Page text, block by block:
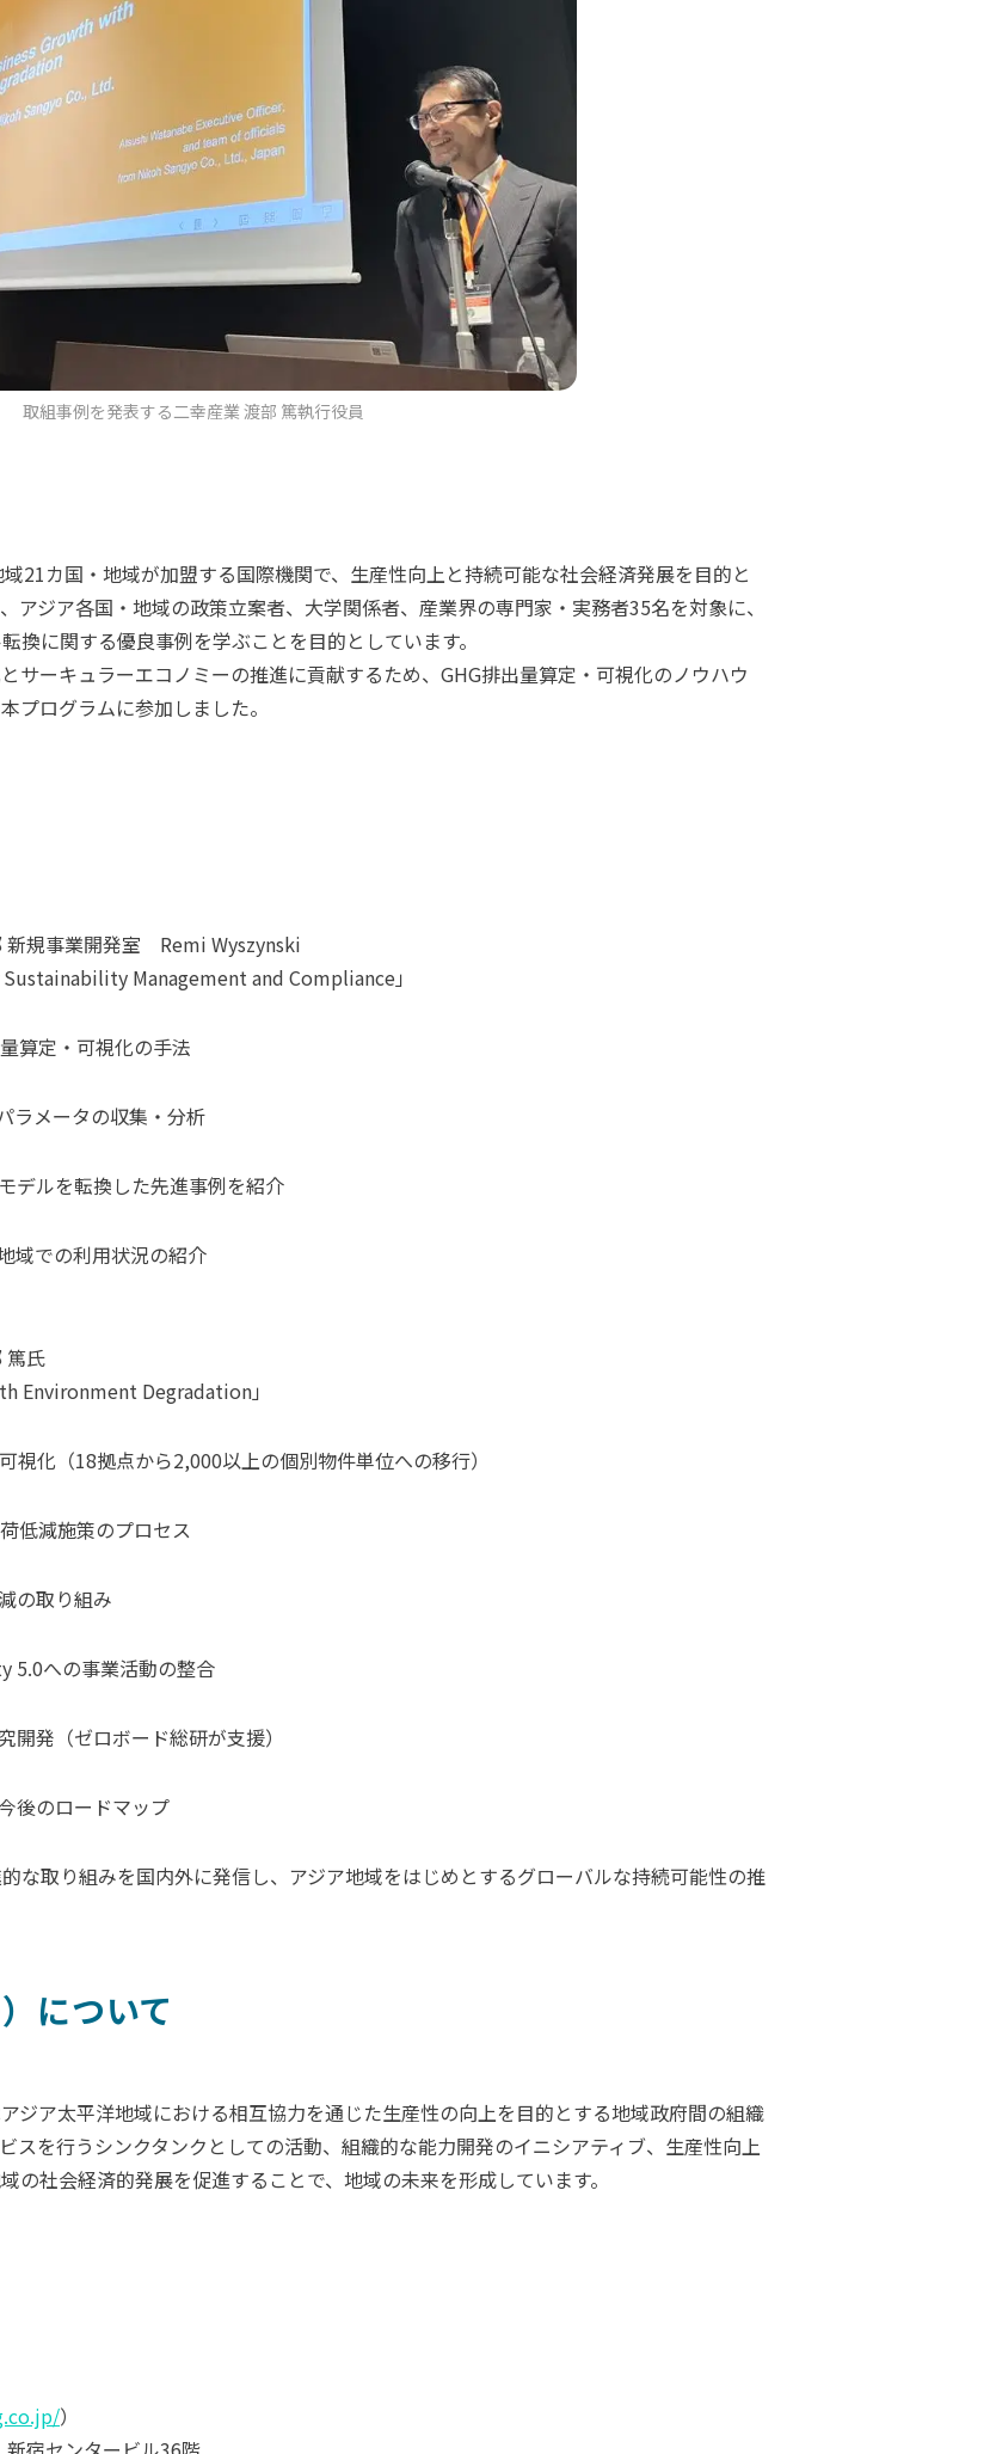
取組事例を発表する二幸産業 渡部 篤執行役員
21カ国・地域が加盟する国際機関で、生産性向上と持続可能な社会経済発展を目的と
アジア各国・地域の政策立案者、大学関係者、産業界の専門家・実務者35名を対象に、
換に関する優良事例を学ぶことを目的としています。
サーキュラーエコノミーの推進に貢献するため、GHG排出量算定・可視化のノウハウ
プログラムに参加しました。
規事業開発室 Remi Wyszynski
Management and Compliance」
算定・可視化の手法
ラメータの収集・分析
デルを転換した先進事例を紹介
域での利用状況の紹介
氏
Environment Degradation」
視化（18拠点から2,000以上の個別物件単位への移行）
低減施策のプロセス
の取り組み
5.0への事業活動の整合
発（ゼロボード総研が支援）
後のロードマップ
な取り組みを国内外に発信し、アジア地域をはじめとするグローバルな持続可能性の推
について
ア太平洋地域における相互協力を通じた生産性の向上を目的とする地域政府間の組織
スを行うシンクタンクとしての活動、組織的な能力開発のイニシアティブ、生産性向上
の社会経済的発展を促進することで、地域の未来を形成しています。
）